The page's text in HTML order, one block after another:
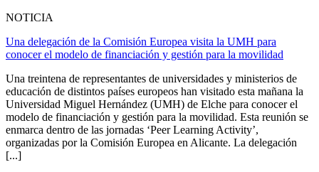
NOTICIA
Una delegación de la Comisión Europea visita la UMH para
conocer el modelo de financiación y gestión para la movilidad
Una treintena de representantes de universidades y ministerios de
educación de distintos países europeos han visitado esta mañana la
Universidad Miguel Hernández (UMH) de Elche para conocer el
modelo de financiación y gestión para la movilidad. Esta reunión se
enmarca dentro de las jornadas ‘Peer Learning Activity’,
organizadas por la Comisión Europea en Alicante. La delegación
[...]